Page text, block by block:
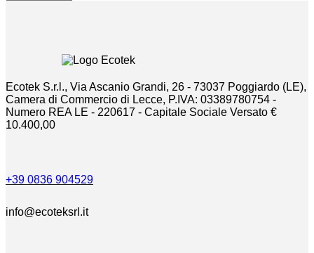
Ecotek S.r.l., Via Ascanio Grandi, 26 - 73037 Poggiardo (LE),
Camera di Commercio di Lecce, P.IVA: 03389780754 -
Numero REA LE - 220617 - Capitale Sociale Versato €
10.400,00
+39 0836 904529
info@ecoteksrl.it